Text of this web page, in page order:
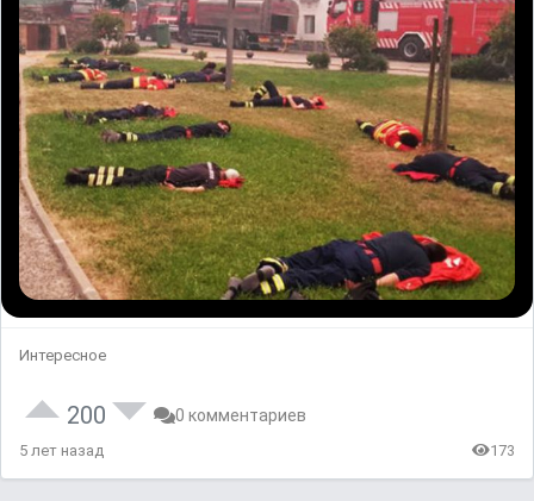
Интересное
200 0 комментариев
5 лет назад 173